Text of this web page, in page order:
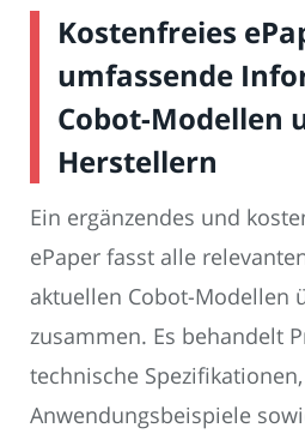
Kostenfreies
umfassende
Cobot-Modellen
Herstellern
Ein ergänzendes und
ePaper fasst alle
aktuellen Cobot-Modellen
zusammen. Es behandelt
technische
Anwendungsbeispiele